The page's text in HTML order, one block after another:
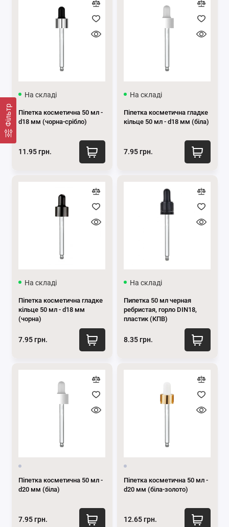
Фільтр
На складі
Піпетка косметична 50 мл -
d18 мм (чорна-срібло)
11.95 грн.
На складі
Піпетка косметична гладке
кільце 50 мл - d18 мм (біла)
7.95 грн.
На складі
Піпетка косметична гладке
кільце 50 мл - d18 мм
(чорна)
7.95 грн.
На складі
Пипетка 50 мл черная
ребристая, горло DIN18,
пластик (КПВ)
8.35 грн.
Піпетка косметична 50 мл -
d20 мм (біла)
7.95 грн.
Піпетка косметична 50 мл -
d20 мм (біла-золото)
12.65 грн.